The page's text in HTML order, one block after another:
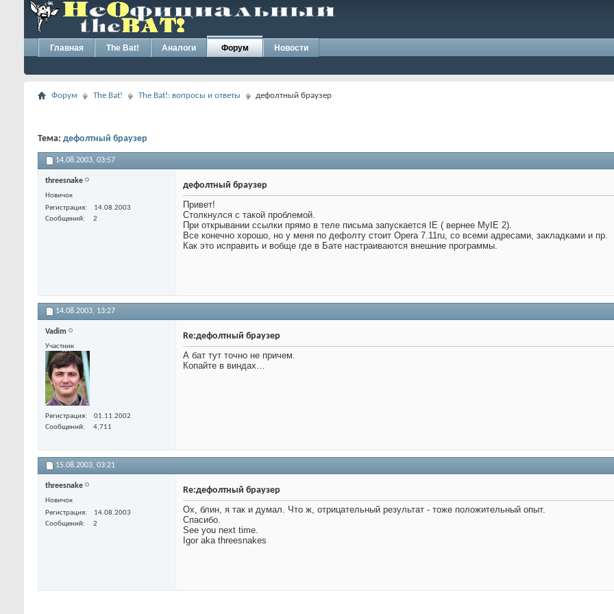
Главная The Bat! Аналоги Форум Новости
Форум The Bat! The Bat!: вопросы и ответы дефолтный браузер
Тема: дефолтный браузер
14.08.2003, 03:57
threesnake
Новичок
Регистрация
14.08.2003
Сообщений
2
дефолтный браузер
Привет!
Столкнулся с такой проблемой.
При открывании ссылки прямо в теле письма запускается IE ( вернее MyIE 2).
Все конечно хорошо, но у меня по дефолту стоит Opera 7.11ru, со всеми адресами, закладками и пр.
Как это исправить и вобще где в Бате настраиваются внешние программы.
14.08.2003, 13:27
Vadim
Участник
Регистрация
01.11.2002
Сообщений
4,711
Re:дефолтный браузер
А бат тут точно не причем.
Копайте в виндах…
15.08.2003, 03:21
threesnake
Новичок
Регистрация
14.08.2003
Сообщений
2
Re:дефолтный браузер
Ох, блин, я так и думал. Что ж, отрицательный результат - тоже положительный опыт.
Спасибо.
See you next time.
Igor aka threesnakes